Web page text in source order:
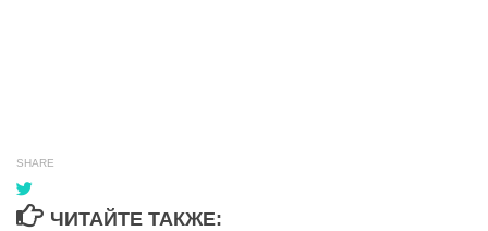
SHARE
ЧИТАЙТЕ ТАКЖЕ: